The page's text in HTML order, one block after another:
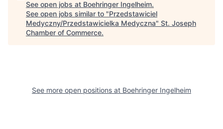
See open jobs at Boehringer Ingelheim.
See open jobs similar to "Przedstawiciel
Medyczny/Przedstawicielka Medyczna" St. Joseph
Chamber of Commerce.
See more open positions at Boehringer Ingelheim